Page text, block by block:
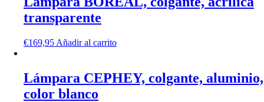
transparente
€169,95 Añadir al carrito
Lámpara CEPHEY, colgante, aluminio,
color blanco